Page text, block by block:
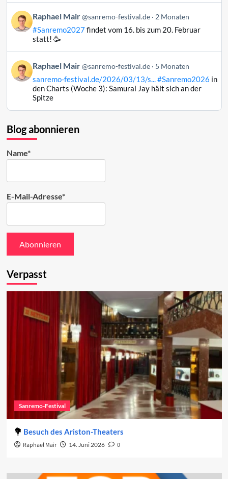
ansehen
Beitrag
von
Raphael
Bluesky
ansehen
Raphael Mair @sanremo-festival.de 2 Monaten
#Sanremo2027findet vom 16. bis zum 20. Februar
statt! 🥳
Beitrag
von
Raphael
ansehen
Raphael Mair @sanremo-festival.de 5 Monaten
sanremo-festival.de/2026/03/13/s...#Sanremo2026 in
den Charts (Woche 3): Samurai Jay hält sich an der
Spitze
Blog abonnieren
Name*
E-Mail-Adresse*
Verpasst
Sanremo-Festival
Besuch des Ariston-Theaters
Raphael Mair 14. Juni 2026 0